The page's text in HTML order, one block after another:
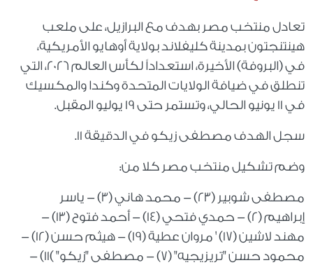
تعادل منتخب مصر بهدف مع البرازيل، على ملعب
هينتنجتون بمدينة كليفلاند بولاية أوهايو الأمريكية،
في (البروفة) الأخيرة، استعداداً لكأس العالم 2026، التي
تنطلق في ضيافة الولايات المتحدة وكندا والمكسيك
في 11 يونيو الحالي، وتستمر حتى 19 يوليو المقبل.
سجل الهدف مصطفى زيكو في الدقيقة 11.
وضم تشكيل منتخب مصر كلا من:
مصطفى شوبير (23) - محمد هاني (3) - ياسر
إبراهيم (2) - حمدي فتحي (14) - أحمد فتوح (13) -
مهند لاشين (17) ' مروان عطية (19) - هيثم حسن (12) -
محمود حسن "تريزيجيه" (7) - مصطفى "زيكو" )11) -